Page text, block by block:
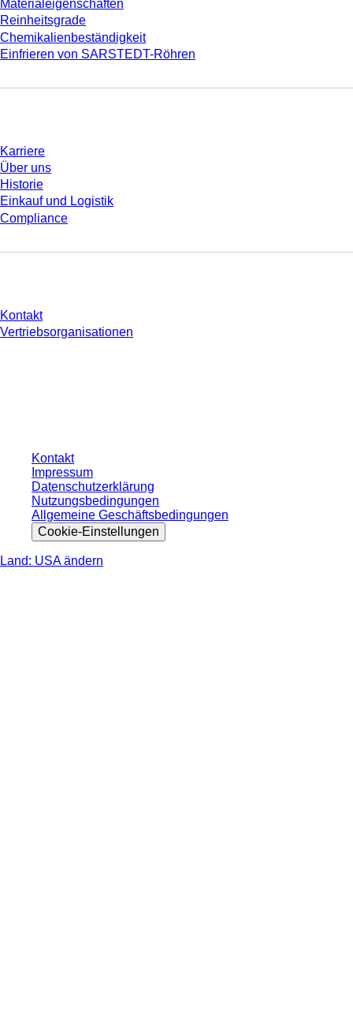
Materialeigenschaften
Reinheitsgrade
Chemikalienbeständigkeit
Einfrieren von SARSTEDT-Röhren
Karriere
Über uns
Historie
Einkauf und Logistik
Compliance
Kontakt
Vertriebsorganisationen
Kontakt
Impressum
Datenschutzerklärung
Nutzungsbedingungen
Allgemeine Geschäftsbedingungen
Cookie-Einstellungen
Land: USA ändern